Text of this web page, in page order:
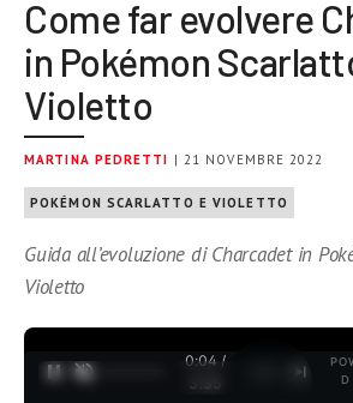
Come far evolvere
in Pokémon
Violetto
MARTINA PEDRETTI | 21 NOVEMBRE 2022
POKÉMON SCARLATTO E VIOLETTO
Guida all’evoluzione di Charcadet in
Violetto
0:04 /
3:35